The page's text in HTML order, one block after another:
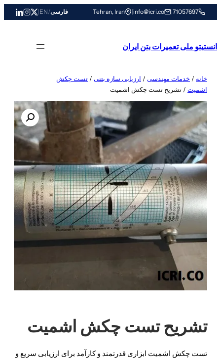
به
71057697
|
info@icri.co
|
Tehran, Iran فارسی/
EN
|
انستیتو ملی تعمیرات بتن ایران
خانه / خدمات مهندسی / ارزیابی سازه بتنی / تست چکش
اشمیت / تشریح تست چکش اشمیت
تشریح تست چکش اشمیت
تست چکش اشمیت ابزاری قدرتمند و کارآمد برای ارزیابی سریع و